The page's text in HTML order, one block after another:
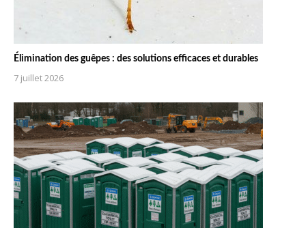
Élimination des guêpes : des solutions efficaces et durables
7 juillet 2026